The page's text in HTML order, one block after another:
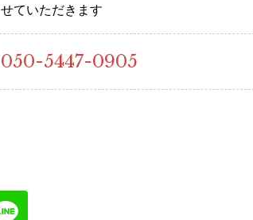
せていただきます
050-5447-0905